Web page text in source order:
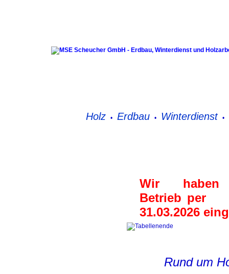
Holz • Erdbau • Winterdienst •
Wir haben
31.03.2026
Rund um